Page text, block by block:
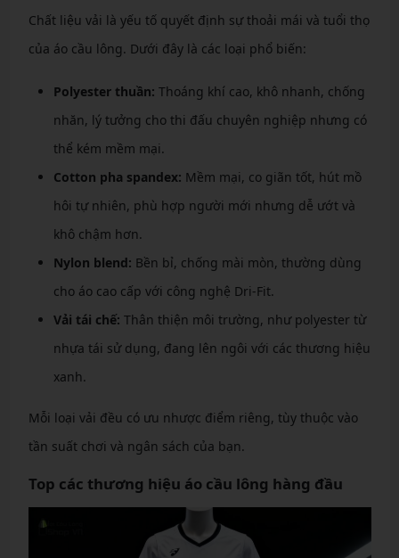
Chất liệu vải là yếu tố quyết định sự thoải mái và tuổi thọ
của áo cầu lông. Dưới đây là các loại phổ biến:
Polyester thuần: Thoáng khí cao, khô nhanh, chống
nhăn, lý tưởng cho thi đấu chuyên nghiệp nhưng có
thể kém mềm mại.
Cotton pha spandex: Mềm mại, co giãn tốt, hút mồ
hôi tự nhiên, phù hợp người mới nhưng dễ ướt và
khô chậm hơn.
Nylon blend: Bền bỉ, chống mài mòn, thường dùng
cho áo cao cấp với công nghệ Dri-Fit.
Vải tái chế: Thân thiện môi trường, như polyester từ
nhựa tái sử dụng, đang lên ngôi với các thương hiệu
xanh.
Mỗi loại vải đều có ưu nhược điểm riêng, tùy thuộc vào
tần suất chơi và ngân sách của bạn.
Top các thương hiệu áo cầu lông hàng đầu